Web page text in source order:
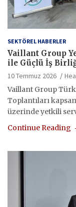
SEKTÖREL HABERLER
Vaillant Group
ile Güçlü İş
10 Temmuz 2026
Vaillant Group
Toplantıları
üzerinde yetkili
Continue Reading